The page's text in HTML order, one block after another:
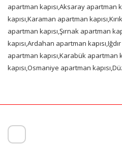
apartman kapısı,Aksaray apartman
kapısı,Karaman apartman
apartman kapısı,Şırnak apartman
kapısı,Ardahan apartman
apartman kapısı,Karabük apartman
kapısı,Osmaniye apartman